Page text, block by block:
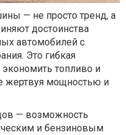
— не просто тренд, а
достоинства
автомобилей с
Это гибкая
экономить топливо и
жертвуя мощностью и
— возможность
и бензиновым